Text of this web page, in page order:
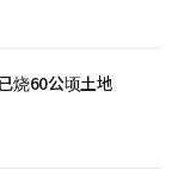
烧60公顷土地